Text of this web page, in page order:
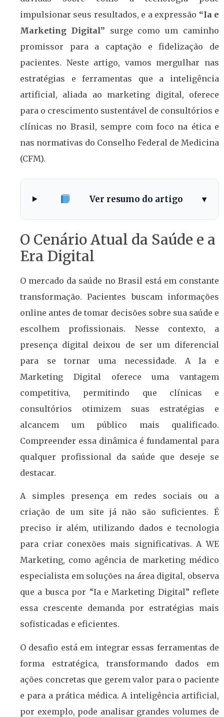
impulsionar seus resultados, e a expressão “Ia e
Marketing Digital” surge como um caminho
promissor para a captação e fidelização de
pacientes. Neste artigo, vamos mergulhar nas
estratégias e ferramentas que a inteligência
artificial, aliada ao marketing digital, oferece
para o crescimento sustentável de consultórios e
clínicas no Brasil, sempre com foco na ética e
nas normativas do Conselho Federal de Medicina
(CFM).
Ver resumo do artigo ▾
O Cenário Atual da Saúde e a
Era Digital
O mercado da saúde no Brasil está em constante
transformação. Pacientes buscam informações
online antes de tomar decisões sobre sua saúde e
escolhem profissionais. Nesse contexto, a
presença digital deixou de ser um diferencial
para se tornar uma necessidade. A Ia e
Marketing Digital oferece uma vantagem
competitiva, permitindo que clínicas e
consultórios otimizem suas estratégias e
alcancem um público mais qualificado.
Compreender essa dinâmica é fundamental para
qualquer profissional da saúde que deseje se
destacar.
A simples presença em redes sociais ou a
criação de um site já não são suficientes. É
preciso ir além, utilizando dados e tecnologia
para criar conexões mais significativas. A WE
Marketing, como agência de marketing médico
especialista em soluções na área digital, observa
que a busca por “Ia e Marketing Digital” reflete
essa crescente demanda por estratégias mais
sofisticadas e eficientes.
O desafio está em integrar essas ferramentas de
forma estratégica, transformando dados em
ações concretas que gerem valor para o paciente
e para a prática médica. A inteligência artificial,
por exemplo, pode analisar grandes volumes de